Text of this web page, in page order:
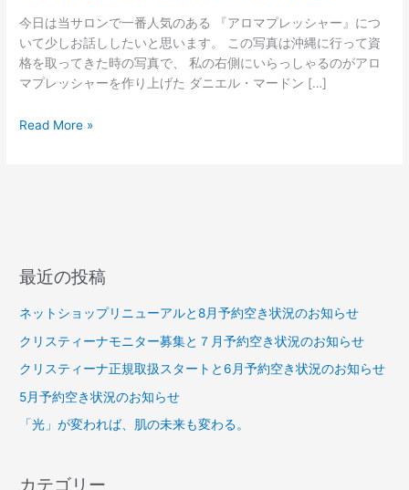
今日は当サロンで一番人気のある 『アロマプレッシャー』につ
いて少しお話ししたいと思います。 この写真は沖縄に行って資
格を取ってきた時の写真で、 私の右側にいらっしゃるのがアロ
マプレッシャーを作り上げた ダニエル・マードン […]
Read More »
最近の投稿
ネットショップリニューアルと8月予約空き状況のお知らせ
クリスティーナモニター募集と７月予約空き状況のお知らせ
クリスティーナ正規取扱スタートと6月予約空き状況のお知らせ
5月予約空き状況のお知らせ
「光」が変われば、肌の未来も変わる。
カテゴリー